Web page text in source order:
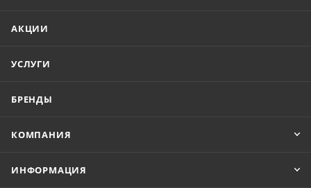
АКЦИИ
УСЛУГИ
БРЕНДЫ
КОМПАНИЯ
ИНФОРМАЦИЯ